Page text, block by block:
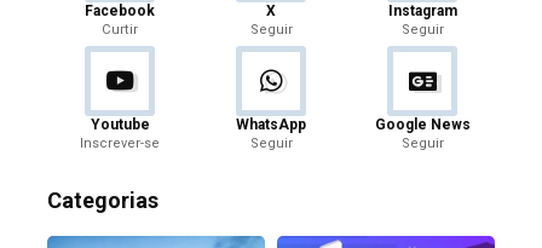
Facebook
Curtir
X
Seguir
Instagram
Seguir
Youtube
Inscrever-se
WhatsApp
Seguir
Google News
Seguir
Categorias